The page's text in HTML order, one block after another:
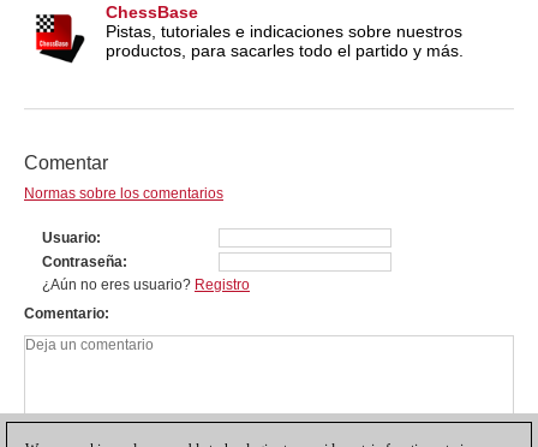
ChessBase
Pistas, tutoriales e indicaciones sobre nuestros
productos, para sacarles todo el partido y más.
Comentar
Normas sobre los comentarios
Usuario
Contraseña
¿Aún no eres usuario? Registro
Comentario